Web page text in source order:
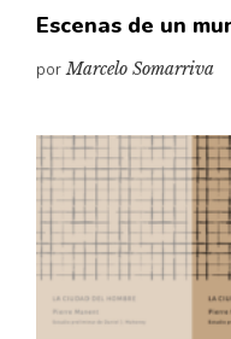
Escenas de un
porMarcelo Somarriva